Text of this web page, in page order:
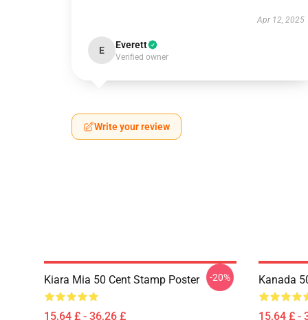
Apr 12, 2025
E Everett
Verified owner
Write your review
Kiara Mia 50 Cent Stamp Poster
15,64 £ - 36,26 £
-20% Kanada
15,64 £ -